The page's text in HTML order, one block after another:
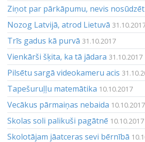
Ziņot par pārkāpumu, nevis nosūdzēt
Nozog Latvijā, atrod Lietuvā
Trīs gadus kā purvā 31.10.2017
Vienkārši šķita, ka tā jādara 31.10.2017
Pilsētu sargā videokameru acis
Tapešuruļļu matemātika 10.10.2017
Vecākus pārmaiņas nebaida 10.10.2017
Skolas soli palikuši pagātnē 10.10.2017
Skolotājam jāatceras sevi bērnībā